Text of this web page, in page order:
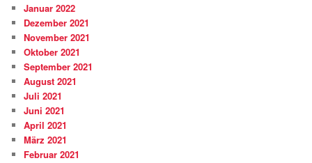
Januar 2022
Dezember 2021
November 2021
Oktober 2021
September 2021
August 2021
Juli 2021
Juni 2021
April 2021
März 2021
Februar 2021